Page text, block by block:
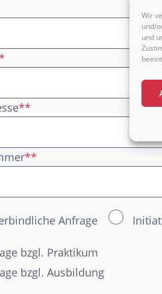
Wir
und/
und
**
**
Anfrage
bzgl. Praktikum
bzgl. Ausbildung